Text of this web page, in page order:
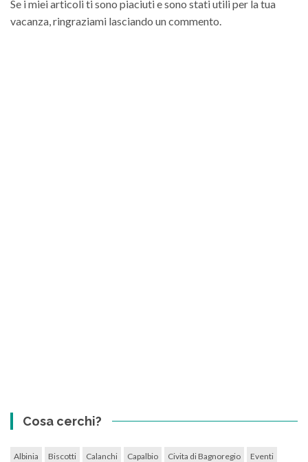
Se i miei articoli ti sono piaciuti e sono stati utili per la tua
vacanza, ringraziami lasciando un commento.
Cosa cerchi?
Albinia Biscotti Calanchi Capalbio Civita di Bagnoregio Eventi